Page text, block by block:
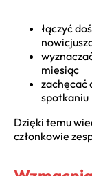
łączyć
miesiąc
zachęcać
spotkaniu
Dzięki temu
członkowie